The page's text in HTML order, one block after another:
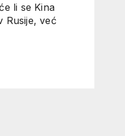
li se Kina
Rusije, već